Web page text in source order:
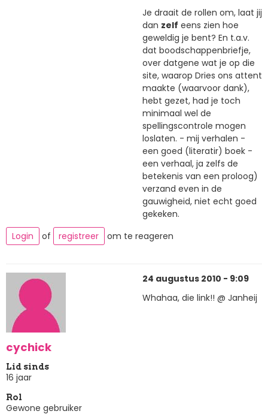
Je draait de rollen om, laat jij
dan zelf eens zien hoe
geweldig je bent? En t.a.v.
dat boodschappenbriefje,
over datgene wat je op die
site, waarop Dries ons attent
maakte (waarvoor dank),
hebt gezet, had je toch
minimaal wel de
spellingscontrole mogen
loslaten. - mij verhalen -
een goed (literatir) boek -
een verhaal, ja zelfs de
betekenis van een proloog)
verzand even in de
gauwigheid, niet echt goed
gekeken.
Login
of registreer om te reageren
cychick
Lid sinds
16 jaar
Rol
Gewone gebruiker
24 augustus 2010 - 9:09
Whahaa, die link!! @ Janheij